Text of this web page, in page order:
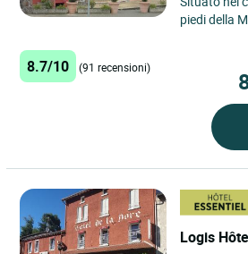
piedi della
8.7/10 (91 recensioni)
Logis